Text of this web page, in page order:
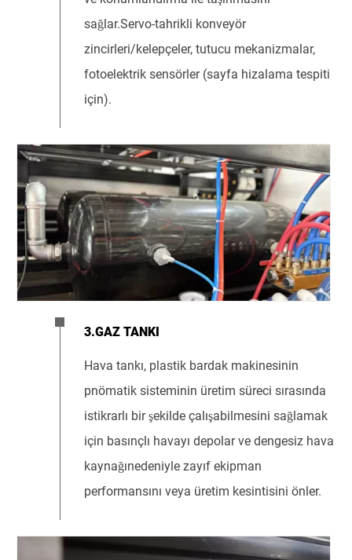
sağlar.Servo-tahrikli konveyör
zincirleri/kelepçeler, tutucu mekanizmalar,
fotoelektrik sensörler (sayfa hizalama tespiti
için).
3.GAZ TANKI
Hava tankı, plastik bardak makinesinin
pnömatik sisteminin üretim süreci sırasında
istikrarlı bir şekilde çalışabilmesini sağlamak
için basınçlı havayı depolar ve dengesiz hava
kaynağınedeniyle zayıf ekipman
performansını veya üretim kesintisini önler.